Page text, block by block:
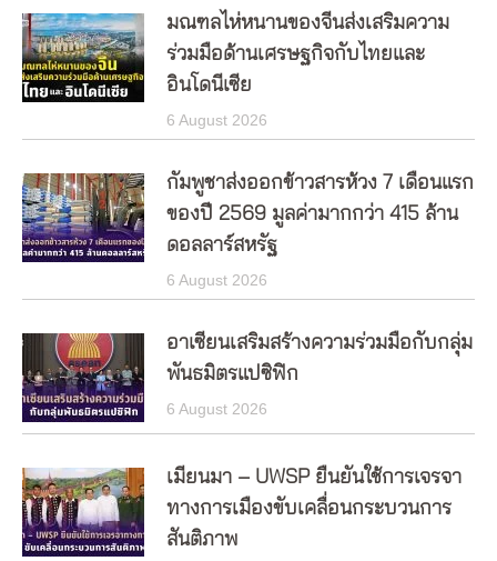
มณฑลไห่หนานของจีนส่งเสริมความ
ร่วมมือด้านเศรษฐกิจกับไทยและ
อินโดนีเซีย
6 August 2026
กัมพูชาส่งออกข้าวสารห้วง 7 เดือนแรก
ของปี 2569 มูลค่ามากกว่า 415 ล้าน
ดอลลาร์สหรัฐ
6 August 2026
อาเซียนเสริมสร้างความร่วมมือกับกลุ่ม
พันธมิตรแปซิฟิก
6 August 2026
เมียนมา – UWSP ยืนยันใช้การเจรจา
ทางการเมืองขับเคลื่อนกระบวนการ
สันติภาพ